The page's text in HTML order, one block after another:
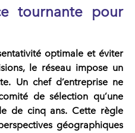
tournante pour
optimale et éviter
le réseau impose un
Un chef d’entreprise ne
de sélection qu’une
de cinq ans. Cette règle
géographiques